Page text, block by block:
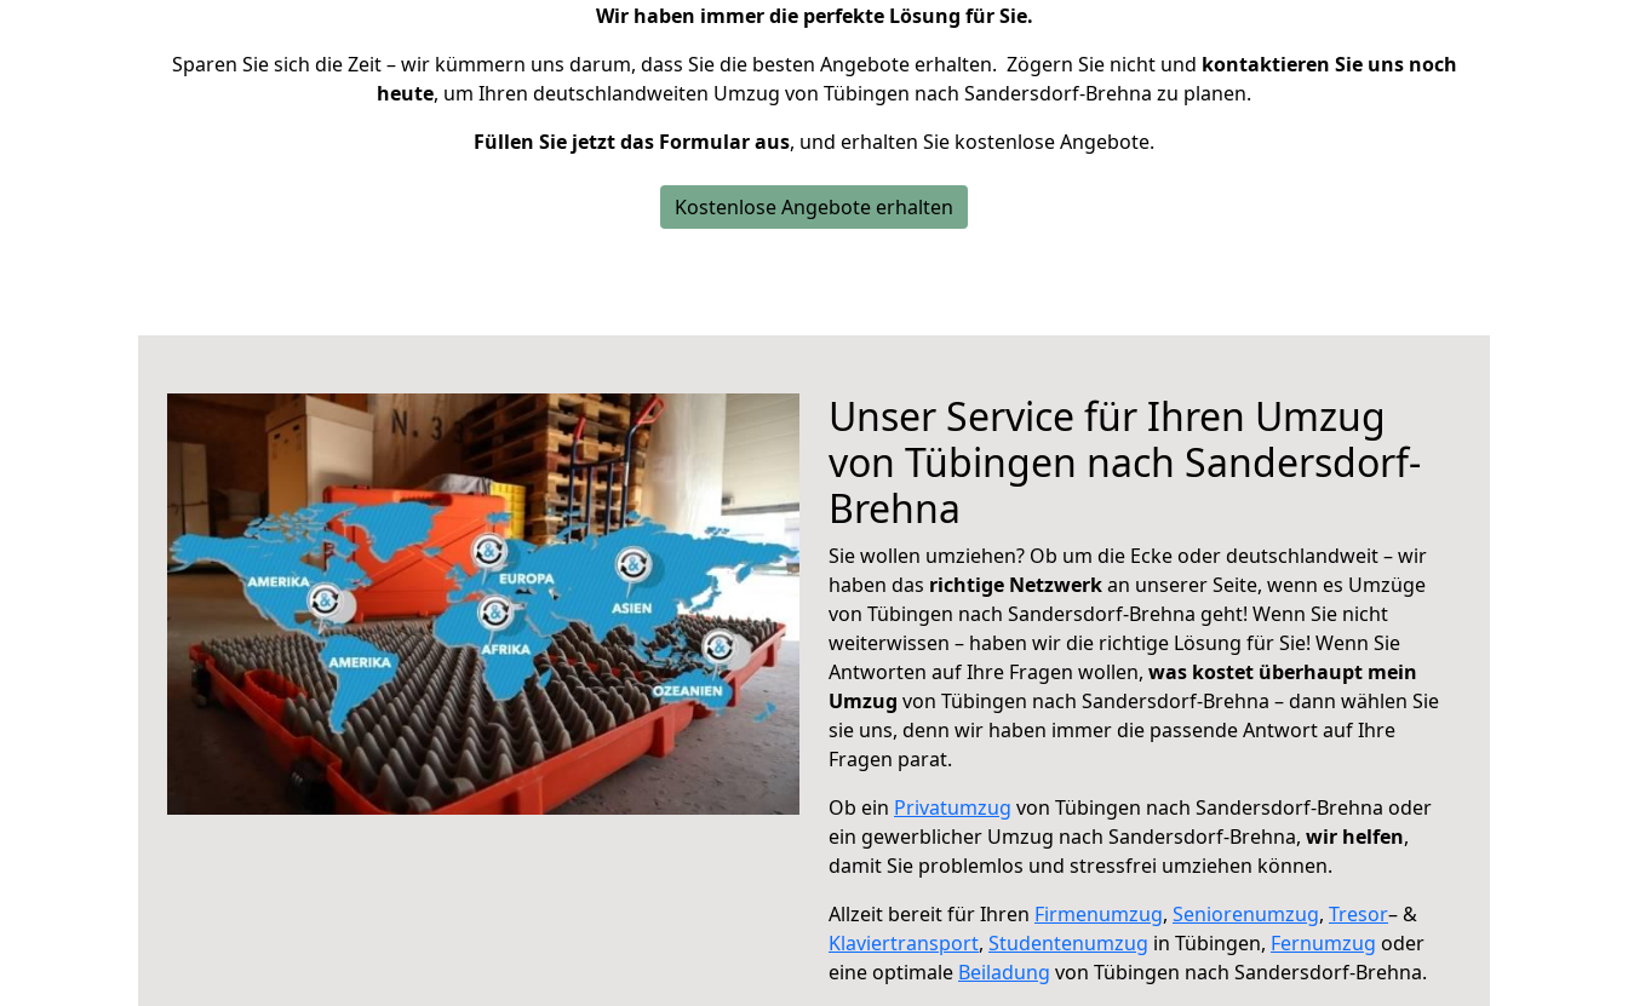
Wir haben immer die perfekte Lösung für Sie.
Sparen Sie sich die Zeit – wir kümmern uns darum, dass Sie die besten Angebote erhalten. Zögern Sie nicht und kontaktieren Sie uns noch
heute, um Ihren deutschlandweiten Umzug von Tübingen nach Sandersdorf-Brehna zu planen.
Füllen Sie jetzt das Formular aus, und erhalten Sie kostenlose Angebote.
Kostenlose Angebote erhalten
Unser Service für Ihren Umzug
von Tübingen nach Sandersdorf-
Brehna
Sie wollen umziehen? Ob um die Ecke oder deutschlandweit – wir
haben das richtige Netzwerkan unserer Seite, wenn es Umzüge
von Tübingen nach Sandersdorf-Brehna geht! Wenn Sie nicht
weiterwissen – haben wir die richtige Lösung für Sie! Wenn Sie
Antworten auf Ihre Fragen wollen, was kostet überhaupt mein
Umzug von Tübingen nach Sandersdorf-Brehna – dann wählen Sie
sie uns, denn wir haben immer die passende Antwort auf Ihre
Fragen parat.
Ob ein Privatumzug von Tübingen nach Sandersdorf-Brehna oder
ein gewerblicher Umzug nach Sandersdorf-Brehna, wir helfen,
damit Sie problemlos und stressfrei umziehen können.
Allzeit bereit für Ihren Firmenumzug, Seniorenumzug, Tresor– &
Klaviertransport, Studentenumzug in Tübingen, Fernumzug oder
eine optimale Beiladung von Tübingen nach Sandersdorf-Brehna.